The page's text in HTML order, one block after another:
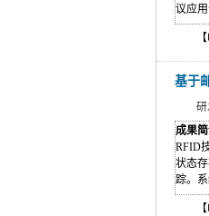
议应
基于
研
成果简
RFID
状态
踪。